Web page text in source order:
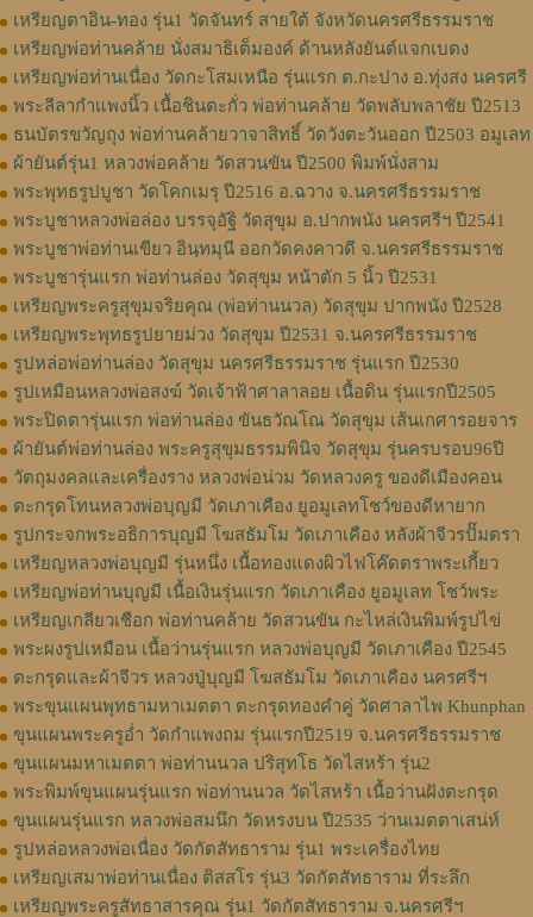
เหรียญตาอิน-ทอง รุ่น1 วัดจันทร์ สายใต้ จังหวัดนครศรีธรรมราช
เหรียญพ่อท่านคล้าย นั่งสมาธิเต็มองค์ ด้านหลังยันต์แจกเบตง
เหรียญพ่อท่านเนื่อง วัดกะโสมเหนือ รุ่นแรก ต.กะปาง อ.ทุ่งสง นครศรี
พระลีลากำแพงนิ้ว เนื้อชินตะกั่ว พ่อท่านคล้าย วัดพลับพลาชัย ปี2513
ธนบัตรขวัญถุง พ่อท่านคล้ายวาจาสิทธิ์ วัดวังตะวันออก ปี2503 อมูเลท
ผ้ายันต์รุ่น1 หลวงพ่อคล้าย วัดสวนขัน ปี2500 พิมพ์นั่งสาม
พระพุทธรูปบูชา วัดโคกเมรุ ปี2516 อ.ฉวาง จ.นครศรีธรรมราช
พระบูชาหลวงพ่อล่อง บรรจุอัฐิ วัดสุขุม อ.ปากพนัง นครศรีฯ ปี2541
พระบูชาพ่อท่านเขียว อินฺทมุนี ออกวัดคงคาวดี จ.นครศรีธรรมราช
พระบูชารุ่นแรก พ่อท่านล่อง วัดสุขุม หน้าตัก 5 นิ้ว ปี2531
เหรียญพระครูสุขุมจริยคุณ (พ่อท่านนวล) วัดสุขุม ปากพนัง ปี2528
เหรียญพระพุทธรูปยายม่วง วัดสุขุม ปี2531 จ.นครศรีธรรมราช
รูปหล่อพ่อท่านล่อง วัดสุขุม นครศรีธรรมราช รุ่นแรก ปี2530
รูปเหมือนหลวงพ่อสงฆ์ วัดเจ้าฟ้าศาลาลอย เนื้อดิน รุ่นแรกปี2505
พระปิดตารุ่นแรก พ่อท่านล่อง ขันธวัณโณ วัดสุขุม เส้นเกศารอยจาร
ผ้ายันต์พ่อท่านล่อง พระครูสุขุมธรรมพินิจ วัดสุขุม รุ่นครบรอบ96ปี
วัตถุมงคลและเครื่องราง หลวงพ่อน่วม วัดหลวงครู ของดีเมืองคอน
ตะกรุดโทนหลวงพ่อบุญมี วัดเภาเคือง ยูอมูเลทโชว์ของดีหายาก
รูปกระจกพระอธิการบุญมี โฆสธัมโม วัดเภาเคือง หลังผ้าจีวรปั๊มตรา
เหรียญหลวงพ่อบุญมี รุ่นหนึ่ง เนื้อทองแดงผิวไฟโค๊ดตราพระเกี้ยว
เหรียญพ่อท่านบุญมี เนื้อเงินรุ่นแรก วัดเภาเคือง ยูอมูเลท โชว์พระ
เหรียญเกลียวเชือก พ่อท่านคล้าย วัดสวนขัน กะไหล่เงินพิมพ์รูปไข่
พระผงรูปเหมือน เนื้อว่านรุ่นแรก หลวงพ่อบุญมี วัดเภาเคือง ปี2545
ตะกรุดและผ้าจีวร หลวงปู่บุญมี โฆสธัมโม วัดเภาเคือง นครศรีฯ
พระขุนแผนพุทธามหาเมตตา ตะกรุดทองคำคู่ วัดศาลาไพ Khunphan
ขุนแผนพระครูอ่ำ วัดกำแพงถม รุ่นแรกปี2519 จ.นครศรีธรรมราช
ขุนแผนมหาเมตตา พ่อท่านนวล ปริสุทโธ วัดไสหร้า รุ่น2
พระพิมพ์ขุนแผนรุ่นแรก พ่อท่านนวล วัดไสหร้า เนื้อว่านฝังตะกรุด
ขุนแผนรุ่นแรก หลวงพ่อสมนึก วัดหรงบน ปี2535 ว่านเมตตาเสน่ห์
รูปหล่อหลวงพ่อเนื่อง วัดกัตสัทธาราม รุ่น1 พระเครื่องไทย
เหรียญเสมาพ่อท่านเนื่อง ติสสโร รุ่น3 วัดกัตสัทธาราม ที่ระลึก
เหรียญพระครูสัทธาสารคุณ รุ่น1 วัดกัตสัทธาราม จ.นครศรีฯ